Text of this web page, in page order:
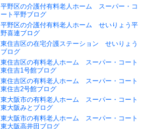
平野区の介護付有料老人ホーム スーパー・コ
ート平野ブログ
平野区の介護付有料老人ホーム せいりょう平
野喜連ブログ
東住吉区の在宅介護ステーション せいりょう
ブログ
東住吉区の有料老人ホーム スーパー・コート
東住吉1号館ブログ
東住吉区の有料老人ホーム スーパー・コート
東住吉2号館ブログ
東大阪市の有料老人ホーム スーパー・コート
東大阪みとブログ
東大阪市の有料老人ホーム スーパー・コート
東大阪高井田ブログ